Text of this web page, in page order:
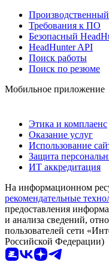
Требования к ПО
Безопасный
HeadHunter API
Поиск работы
Поиск по резюме
Мобильное приложение
Этика и комплаенс
Оказание услуг
Использование
Защита
ИТ аккредитация
На информационном
рекомендательные
предоставления
и анализа сведений,
пользователей сети
Российской Федерации)